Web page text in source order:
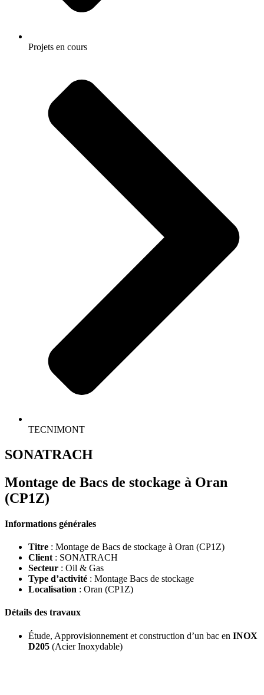
Projets en cours
TECNIMONT
SONATRACH
Montage de Bacs de stockage à Oran
(CP1Z)
Informations générales
Titre : Montage de Bacs de stockage à Oran (CP1Z)
Client : SONATRACH
Secteur : Oil & Gas
Type d’activité : Montage Bacs de stockage
Localisation : Oran (CP1Z)
Détails des travaux
Étude, Approvisionnement et construction d’un bac en INOX
D205 (Acier Inoxydable)